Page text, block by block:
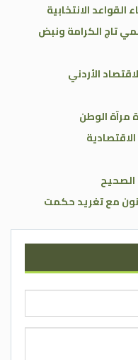
الانتخابية
تاج الكرامة ونبض
الأردني
مرآة الوطن
الصحيح
مع تغريد حكمت